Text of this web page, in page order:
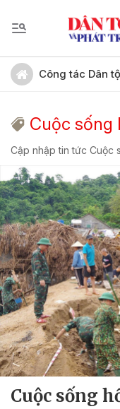
Công tác Dân
Cuộc sống
Cập nhập tin tức Cuộc
Cuộc sống